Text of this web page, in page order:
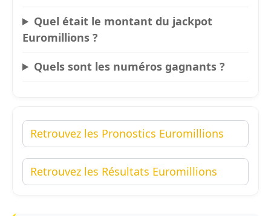
Quel était le montant du jackpot
Euromillions ?
Quels sont les numéros gagnants ?
Retrouvez les Pronostics Euromillions
Retrouvez les Résultats Euromillions